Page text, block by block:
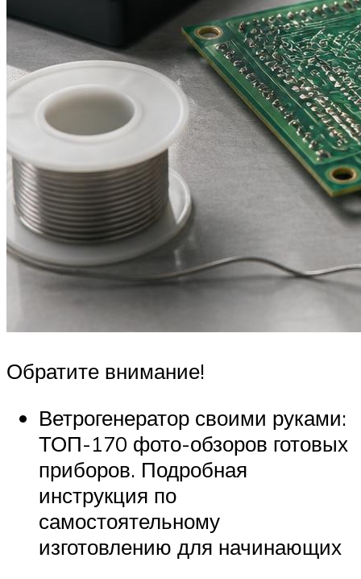
Обратите внимание!
Ветрогенератор своими руками:
ТОП-170 фото-обзоров готовых
приборов. Подробная
инструкция по
самостоятельному
изготовлению для начинающих